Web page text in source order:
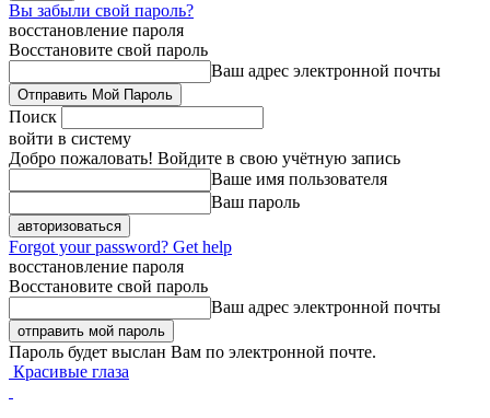
Вы забыли свой пароль?
восстановление пароля
Восстановите свой пароль
Ваш адрес электронной почты
Поиск
войти в систему
Добро пожаловать! Войдите в свою учётную запись
Ваше имя пользователя
Ваш пароль
Forgot your password? Get help
восстановление пароля
Восстановите свой пароль
Ваш адрес электронной почты
Пароль будет выслан Вам по электронной почте.
Красивые глаза